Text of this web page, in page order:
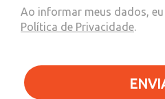
Ao informar meus dados,
Política de Privacidade.